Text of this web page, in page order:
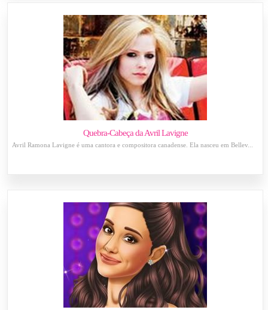
Quebra-Cabeça da Avril Lavigne
Avril Ramona Lavigne é uma cantora e compositora canadense. Ela nasceu em Bellev...